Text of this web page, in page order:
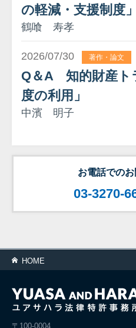
の軽減・支援制度」
鶴喰 寿孝
2026/07/30 著作・論文
Q＆A 知的財産ト
度の利用」
中濱 明子
お電話での
03-3270-
HOME
〒100-0004